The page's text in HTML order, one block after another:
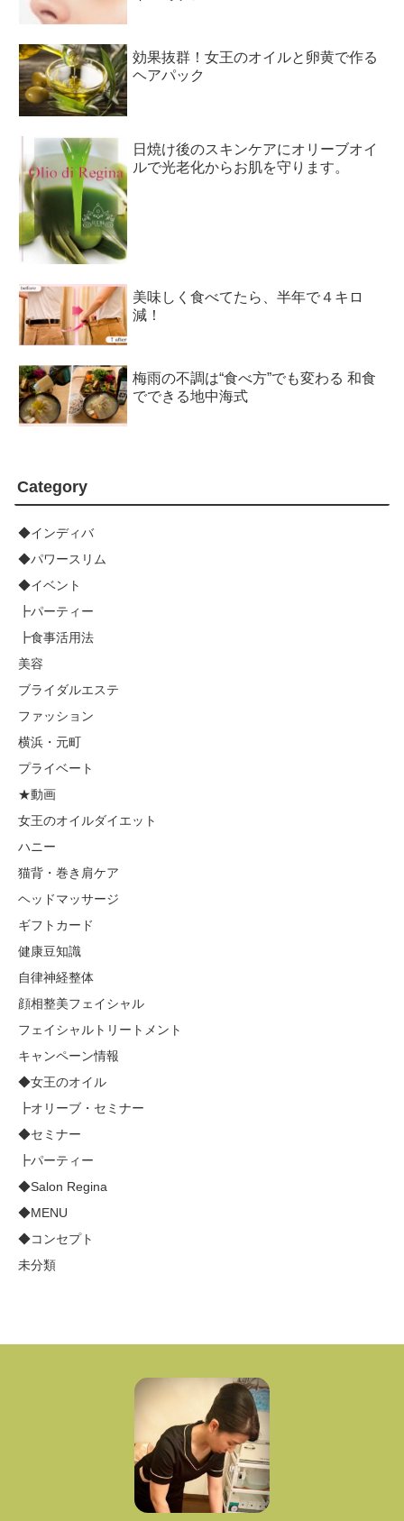
効果抜群！女王のオイルと卵黄で作る
ヘアパック
日焼け後のスキンケアにオリーブオイ
ルで光老化からお肌を守ります。
美味しく食べてたら、半年で４キロ
減！
梅雨の不調は“食べ方”でも変わる 和食
でできる地中海式
Category
◆インディバ
◆パワースリム
◆イベント
┣パーティー
┣食事活用法
美容
ブライダルエステ
ファッション
横浜・元町
プライベート
★動画
女王のオイルダイエット
ハニー
猫背・巻き肩ケア
ヘッドマッサージ
ギフトカード
健康豆知識
自律神経整体
顔相整美フェイシャル
フェイシャルトリートメント
キャンペーン情報
◆女王のオイル
┣オリーブ・セミナー
◆セミナー
┣パーティー
◆Salon Regina
◆MENU
◆コンセプト
未分類